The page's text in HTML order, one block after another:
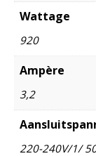
Wattage
920
Ampère
3,2
220-240V/1/